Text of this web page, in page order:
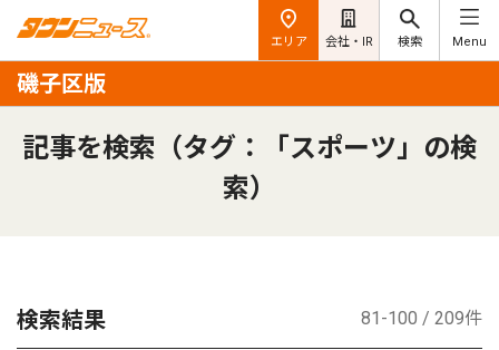
エリア 会社・IR 検索 Menu
磯子区版
記事を検索（タグ：「スポーツ」の検
索）
検索結果 81-100 / 209件